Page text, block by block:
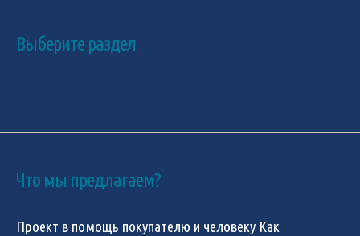
Выберите раздел
Что мы предлагаем?
Проект в помощь покупателю и человеку Как